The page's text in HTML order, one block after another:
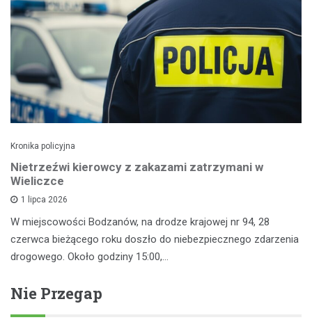
Kronika policyjna
Nietrzeźwi kierowcy z zakazami zatrzymani w
Wieliczce
1 lipca 2026
W miejscowości Bodzanów, na drodze krajowej nr 94, 28
czerwca bieżącego roku doszło do niebezpiecznego zdarzenia
drogowego. Około godziny 15:00,…
Nie Przegap